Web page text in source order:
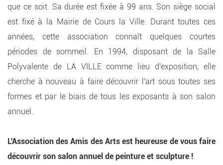
que ce soit. Sa durée est fixée à 99 ans. Son siège social
est fixé à la Mairie de Cours la Ville. Durant toutes ces
années, cette association connaît quelques courtes
périodes de sommeil. En 1994, disposant de la Salle
Polyvalente de LA VILLE comme lieu d'exposition, elle
cherche à nouveau à faire découvrir l'art sous toutes ses
formes et par le biais de tous les exposants à son salon
annuel.
L'Association des Amis des Arts est heureuse de vous faire
découvrir son salon annuel de peinture et sculpture !